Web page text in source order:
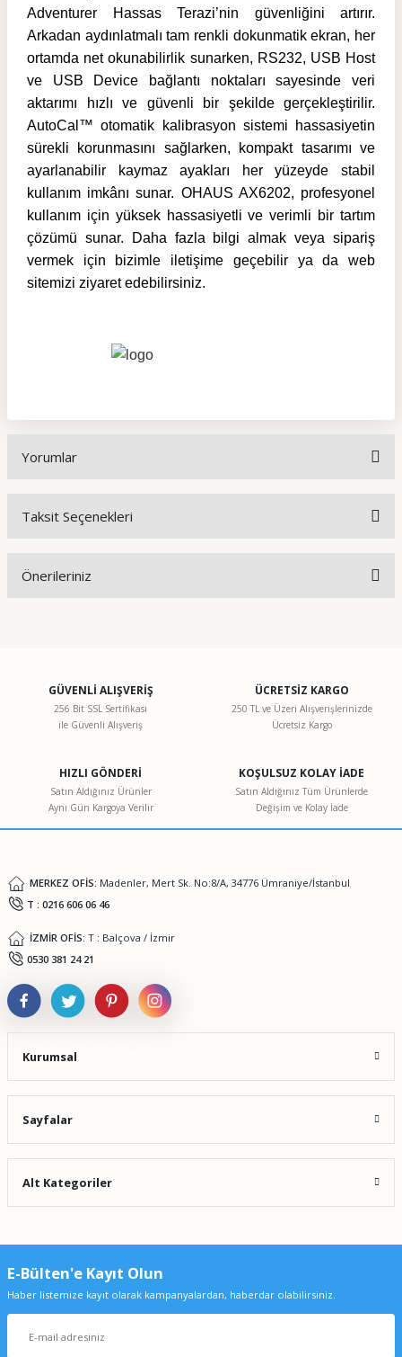
Adventurer Hassas Terazi’nin güvenliğini artırır.
Arkadan aydınlatmalı tam renkli dokunmatik ekran, her
ortamda net okunabilirlik sunarken, RS232, USB Host
ve USB Device bağlantı noktaları sayesinde veri
aktarımı hızlı ve güvenli bir şekilde gerçekleştirilir.
AutoCal™ otomatik kalibrasyon sistemi hassasiyetin
sürekli korunmasını sağlarken, kompakt tasarımı ve
ayarlanabilir kaymaz ayakları her yüzeyde stabil
kullanım imkânı sunar. OHAUS AX6202, profesyonel
kullanım için yüksek hassasiyetli ve verimli bir tartım
çözümü sunar. Daha fazla bilgi almak veya sipariş
vermek için bizimle iletişime geçebilir ya da web
sitemizi ziyaret edebilirsiniz.
Yorumlar
Taksit Seçenekleri
Önerileriniz
Görüş ve önerileriniz için teşekkür ederiz.
Ürün resmi kalitesiz, bozuk veya görüntülenemiyor.
Ürün bilgilerinde hatalar bulunuyor.
Ürün fiyatı diğer sitelerden daha pahalı.
GÜVENLİ ALIŞVERİŞ
256 Bit SSL Sertifikası
ile Güvenli Alışveriş
ÜCRETSİZ KARGO
250 TL ve Üzeri Alışverişlerinizde
Ücretsiz Kargo
HIZLI GÖNDERİ
Satın Aldığınız Ürünler
Aynı Gün Kargoya Verilir
KOŞULSUZ KOLAY İADE
Satın Aldığınız Tüm Ürünlerde
Değişim ve Kolay İade
MERKEZ OFİS: Madenler, Mert Sk. No:8/A, 34776 Ümraniye/İstanbul
T : 0216 606 06 46
İZMİR OFİS: T : Balçova / İzmir
0530 381 24 21
Kurumsal
Sayfalar
Alt Kategoriler
E-Bülten'e Kayıt Olun
Haber listemize kayıt olarak kampanyalardan, haberdar olabilirsiniz.